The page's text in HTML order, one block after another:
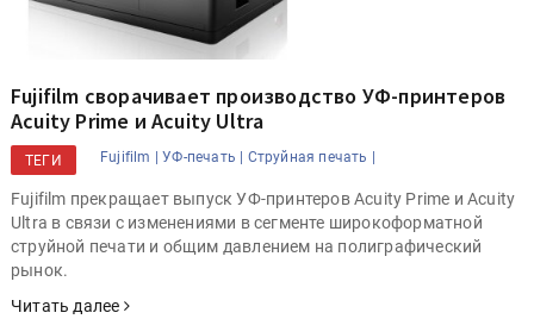
Fujifilm сворачивает производство УФ-принтеров
Acuity Prime и Acuity Ultra
ТЕГИ Fujifilm | УФ-печать | Струйная печать |
Fujifilm прекращает выпуск УФ-принтеров Acuity Prime и Acuity
Ultra в связи с изменениями в сегменте широкоформатной
струйной печати и общим давлением на полиграфический
рынок.
Читать далее